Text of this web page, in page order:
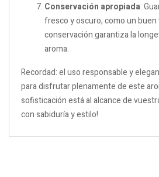
Conservación apropiada:
fresco y oscuro, como un buen
conservación garantiza la
aroma.
Recordad: el uso responsable y
para disfrutar plenamente de este
sofisticación está al alcance de
con sabiduría y estilo!